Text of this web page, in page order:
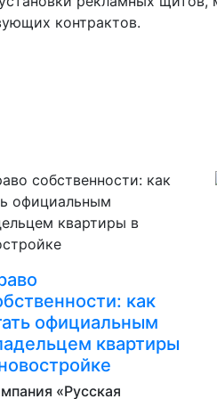
контрактов.
как
официальным
квартиры
«Русская